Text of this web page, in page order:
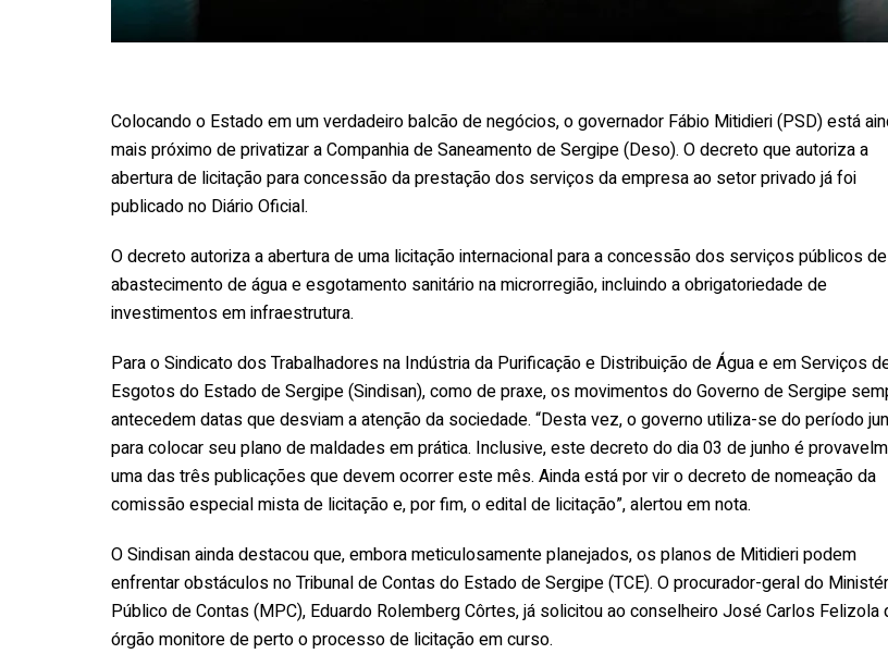
Colocando o Estado em um verdadeiro balcão de negócios, o governador Fábio Mitidieri (PSD) está
mais próximo de privatizar a Companhia de Saneamento de Sergipe (Deso). O decreto que autoriza a
abertura de licitação para concessão da prestação dos serviços da empresa ao setor privado já foi
publicado no Diário Oficial.
O decreto autoriza a abertura de uma licitação internacional para a concessão dos serviços públicos de
abastecimento de água e esgotamento sanitário na microrregião, incluindo a obrigatoriedade de
investimentos em infraestrutura.
Para o Sindicato dos Trabalhadores na Indústria da Purificação e Distribuição de Água e em Serviços
Esgotos do Estado de Sergipe (Sindisan), como de praxe, os movimentos do Governo de Sergipe
antecedem datas que desviam a atenção da sociedade. “Desta vez, o governo utiliza-se do período
para colocar seu plano de maldades em prática. Inclusive, este decreto do dia 03 de junho é
uma das três publicações que devem ocorrer este mês. Ainda está por vir o decreto de nomeação da
comissão especial mista de licitação e, por fim, o edital de licitação”, alertou em nota.
O Sindisan ainda destacou que, embora meticulosamente planejados, os planos de Mitidieri podem
enfrentar obstáculos no Tribunal de Contas do Estado de Sergipe (TCE). O procurador-geral do
Público de Contas (MPC), Eduardo Rolemberg Côrtes, já solicitou ao conselheiro José Carlos Felizola
órgão monitore de perto o processo de licitação em curso.